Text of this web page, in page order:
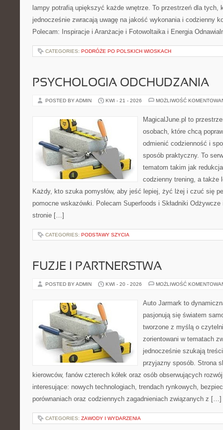
lampy potrafią upiększyć każde wnętrze. To przestrzeń dla tych,
jednocześnie zwracają uwagę na jakość wykonania i codzienny
Polecam: Inspiracje i Aranżacje i Fotowoltaika i Energia
CATEGORIES: PODRÓŻE PO POLSKICH WIOSKACH
PSYCHOLOGIA ODCHUDZANIA
POSTED BY ADMIN KWI - 21 - 2026 MOŻLIWOŚĆ
MagicalJune.pl to
osobach, które chcą
odmienić codzienność i
sposób praktyczny. To
tematom takim jak
codzienny trening, a także
Każdy, kto szuka pomysłów, aby jeść lepiej, żyć lżej i czuć się
pomocne wskazówki. Polecam Superfoods i Składniki
stronie […]
CATEGORIES: PODSTAWY SZYCIA
FUZJE I PARTNERSTWA
POSTED BY ADMIN KWI - 20 - 2026 MOŻLIWOŚĆ
Auto Jarmark to
pasjonują się światem
tworzone z myślą o
zorientowani w tematach
jednocześnie szukają
przyjazny sposób. Strona
kierowców, fanów czterech kółek oraz osób obserwujących
interesujące: nowych technologiach, trendach rynkowych,
porównaniach oraz codziennych zagadnieniach związanych z […]
CATEGORIES: ZAWODY I WYDARZENIA